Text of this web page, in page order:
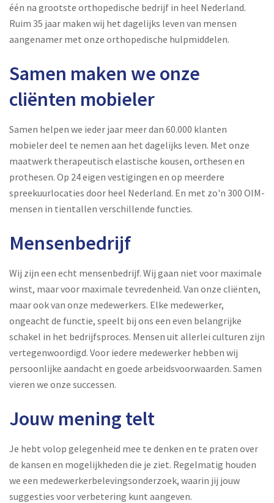
één na grootste orthopedische bedrijf in heel Nederland.
Ruim 35 jaar maken wij het dagelijks leven van mensen
aangenamer met onze orthopedische hulpmiddelen.
Samen maken we onze
cliënten mobieler
Samen helpen we ieder jaar meer dan 60.000 klanten
mobieler deel te nemen aan het dagelijks leven. Met onze
maatwerk therapeutisch elastische kousen, orthesen en
prothesen. Op 24 eigen vestigingen en op meerdere
spreekuurlocaties door heel Nederland. En met zo'n 300 OIM-
mensen in tientallen verschillende functies.
Mensenbedrijf
Wij zijn een echt mensenbedrijf. Wij gaan niet voor maximale
winst, maar voor maximale tevredenheid. Van onze cliënten,
maar ook van onze medewerkers. Elke medewerker,
ongeacht de functie, speelt bij ons een even belangrijke
schakel in het bedrijfsproces. Mensen uit allerlei culturen zijn
vertegenwoordigd. Voor iedere medewerker hebben wij
persoonlijke aandacht en goede arbeidsvoorwaarden. Samen
vieren we onze successen.
Jouw mening telt
Je hebt volop gelegenheid mee te denken en te praten over
de kansen en mogelijkheden die je ziet. Regelmatig houden
we een medewerkerbelevingsonderzoek, waarin jij jouw
suggesties voor verbetering kunt aangeven.